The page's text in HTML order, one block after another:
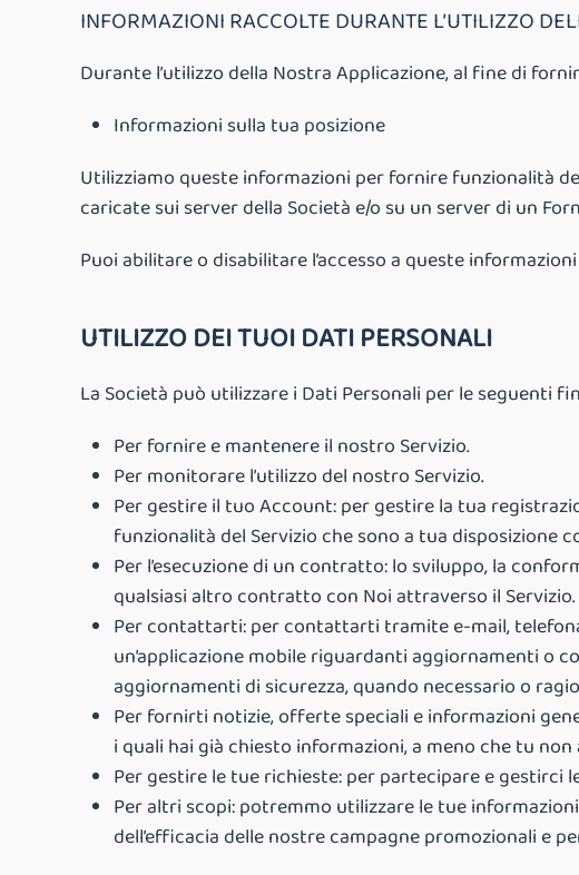
INFORMAZIONI RACCOLTE DURANTE L’UTILIZZO
Durante l’utilizzo della Nostra Applicazione, al fine di
Informazioni sulla tua posizione
Utilizziamo queste informazioni per fornire funzionalità
caricate sui server della Società e/o su un server di un
Puoi abilitare o disabilitare l’accesso a queste
UTILIZZO DEI TUOI DATI PERSONALI
La Società può utilizzare i Dati Personali per le seguenti
Per fornire e mantenere il nostro Servizio.
Per monitorare l’utilizzo del nostro Servizio.
Per gestire il tuo Account: per gestire la tua
funzionalità del Servizio che sono a tua disposizione
Per l’esecuzione di un contratto: lo sviluppo, la
qualsiasi altro contratto con Noi attraverso il Servizio.
Per contattarti: per contattarti tramite e-mail,
un’applicazione mobile riguardanti aggiornamenti o
aggiornamenti di sicurezza, quando necessario o
Per fornirti notizie, offerte speciali e informazioni
i quali hai già chiesto informazioni, a meno che tu
Per gestire le tue richieste: per partecipare e gestirci
Per altri scopi: potremmo utilizzare le tue
dell’efficacia delle nostre campagne promozionali e